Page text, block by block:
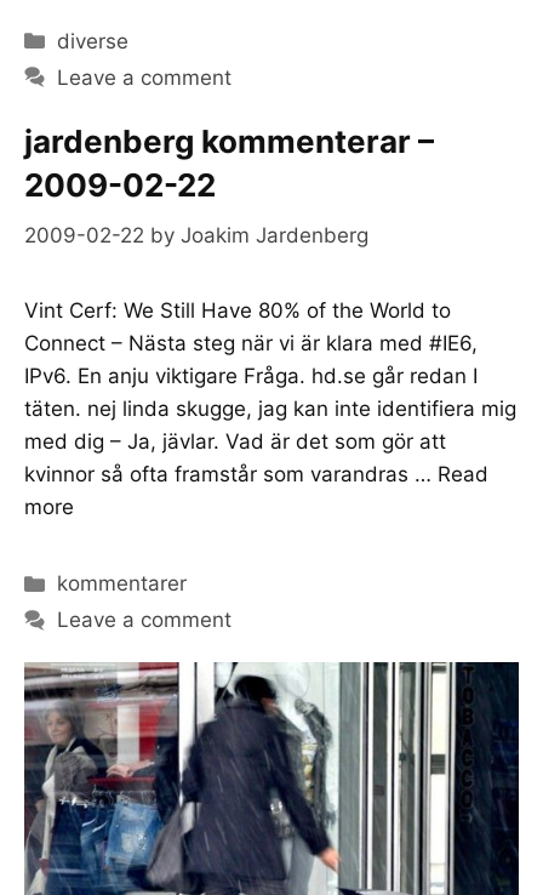
Categories
diverse
Leave a comment
jardenberg kommenterar –
2009-02-22
2009-02-22 by Joakim Jardenberg
Vint Cerf: We Still Have 80% of the World to
Connect – Nästa steg när vi är klara med #IE6,
IPv6. En anju viktigare Fråga. hd.se går redan I
täten. nej linda skugge, jag kan inte identifiera mig
med dig – Ja, jävlar. Vad är det som gör att
kvinnor så ofta framstår som varandras … Read
more
Categories
kommentarer
Leave a comment